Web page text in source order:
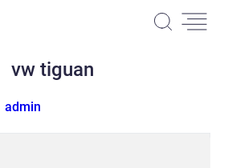
vw tiguan
admin